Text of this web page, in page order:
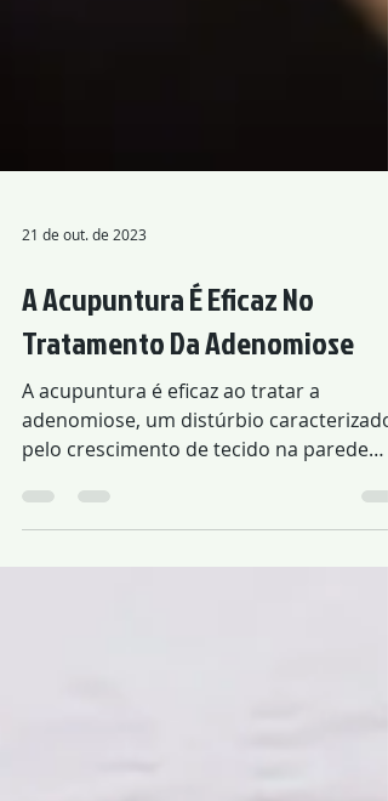
21 de out. de 2023
A Acupuntura É Eficaz No
Tratamento Da Adenomiose
adenomiose, um distúrbio caracterizado
pelo crescimento de tecido na parede
uterina que reveste o útero.